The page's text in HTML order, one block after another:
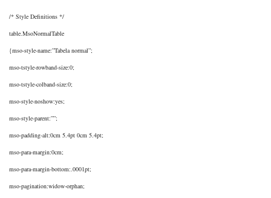
/* Style Definitions */
table.MsoNormalTable
{mso-style-name:”Tabela normal”;
mso-tstyle-rowband-size:0;
mso-tstyle-colband-size:0;
mso-style-noshow:yes;
mso-style-parent:””;
mso-padding-alt:0cm 5.4pt 0cm 5.4pt;
mso-para-margin:0cm;
mso-para-margin-bottom:.0001pt;
mso-pagination:widow-orphan;